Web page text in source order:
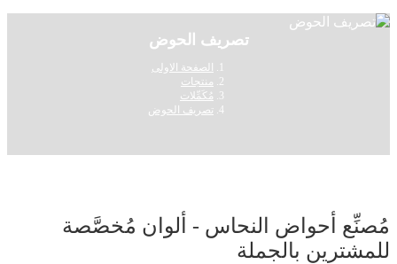
تصريف الحوض
الصفحة الاولى
منتجات
مُكَمِّلات
تصريف الحوض
مُصنِّع أحواض النحاس - ألوان مُخصَّصة
للمشترين بالجملة